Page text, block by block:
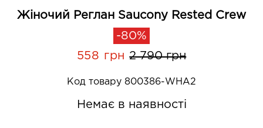
Жіночий Реглан Saucony Rested Crew
-80%
558 грн 2 790 грн
Код товару 800386-WHA2
Немає в наявності